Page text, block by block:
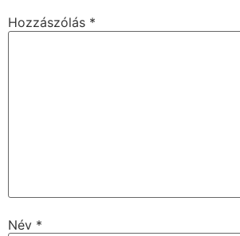
Hozzászólás *
Név *